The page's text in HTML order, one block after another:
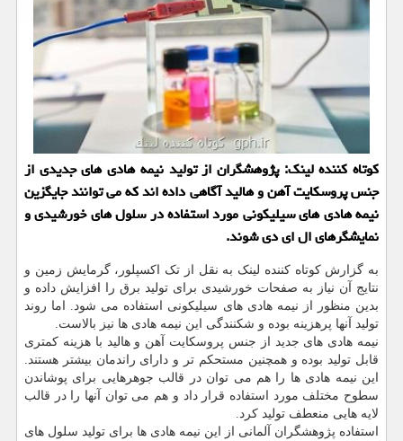
کوتاه کننده لینک: پژوهشگران از تولید نیمه هادی های جدیدی از
جنس پروسکایت آهن و هالید آگاهی داده اند که می توانند جایگزین
نیمه هادی های سیلیکونی مورد استفاده در سلول های خورشیدی و
نمایشگرهای ال ای دی شوند.
به گزارش کوتاه کننده لینک به نقل از تک اکسپلور، گرمایش زمین و
نتایج آن نیاز به صفحات خورشیدی برای تولید برق را افزایش داده و
بدین منظور از نیمه هادی های سیلیکونی استفاده می شود. اما روند
تولید آنها پرهزینه بوده و شکنندگی این نیمه هادی ها نیز بالاست.
نیمه هادی های جدید از جنس پروسکایت آهن و هالید با هزینه کمتری
قابل تولید بوده و همچنین مستحکم تر و دارای راندمان بیشتر هستند.
این نیمه هادی ها را هم می توان در قالب جوهرهایی برای پوشاندن
سطوح مختلف مورد استفاده قرار داد و هم می توان آنها را در قالب
لایه هایی منعطف تولید کرد.
استفاده پژوهشگران آلمانی از این نیمه هادی ها برای تولید سلول های